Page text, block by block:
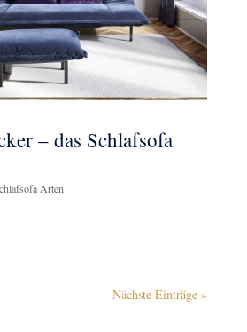
– das Schlafsofa
Arten
Nächste Einträge »